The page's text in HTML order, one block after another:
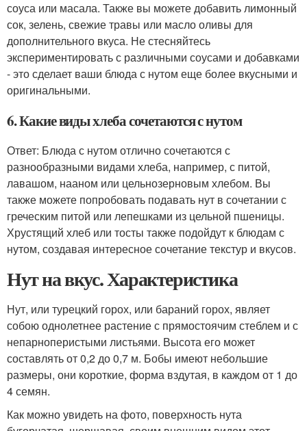
соуса или масала. Также вы можете добавить лимонный
сок, зелень, свежие травы или масло оливы для
дополнительного вкуса. Не стесняйтесь
экспериментировать с различными соусами и добавками
- это сделает ваши блюда с нутом еще более вкусными и
оригинальными.
6. Какие виды хлеба сочетаются с нутом
Ответ: Блюда с нутом отлично сочетаются с
разнообразными видами хлеба, например, с питой,
лавашом, нааном или цельнозерновым хлебом. Вы
также можете попробовать подавать нут в сочетании с
греческим питой или лепешками из цельной пшеницы.
Хрустящий хлеб или тосты также подойдут к блюдам с
нутом, создавая интересное сочетание текстур и вкусов.
Нут на вкус. Характеристика
Нут, или турецкий горох, или бараний горох, являет
собою однолетнее растение с прямостоячим стеблем и с
непарноперистыми листьями. Высота его может
составлять от 0,2 до 0,7 м. Бобы имеют небольшие
размеры, они короткие, форма вздутая, в каждом от 1 до
4 семян.
Как можно увидеть на фото, поверхность нута